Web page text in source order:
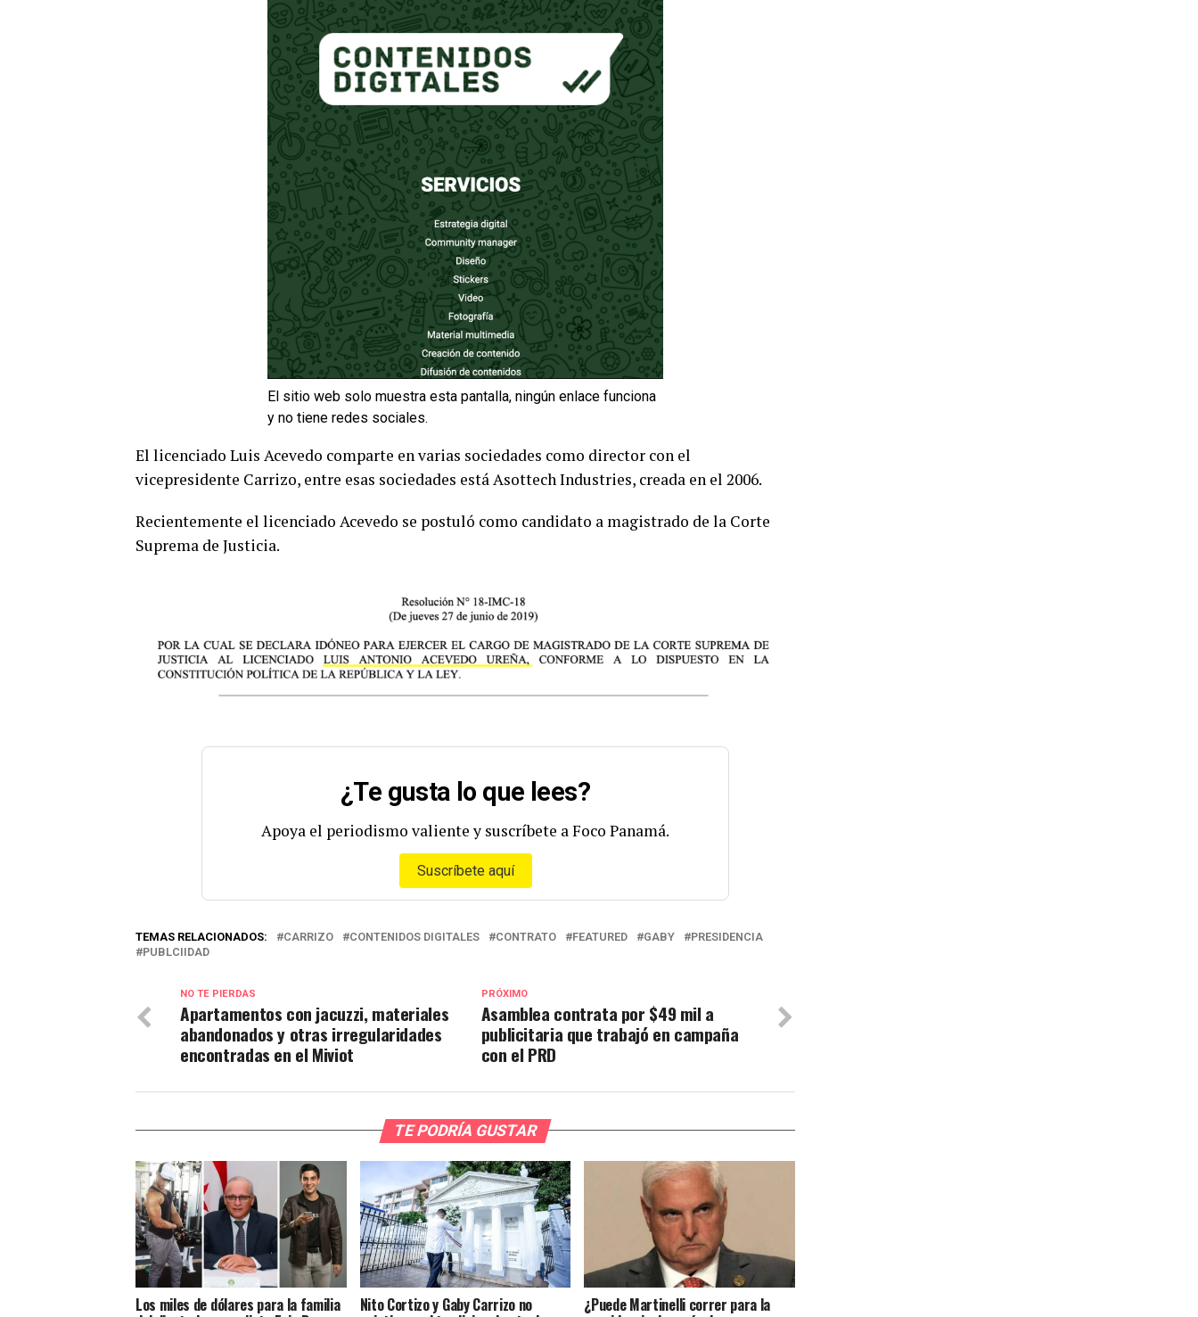
El sitio web solo muestra esta pantalla, ningún enlace funciona
y no tiene redes sociales.
El licenciado Luis Acevedo comparte en varias sociedades como director con el
vicepresidente Carrizo, entre esas sociedades está Asottech Industries, creada en el 2006.
Recientemente el licenciado Acevedo se postuló como candidato a magistrado de la Corte
Suprema de Justicia.
¿Te gusta lo que lees?
Apoya el periodismo valiente y suscríbete a Foco Panamá.
Suscríbete aquí
TEMAS RELACIONADOS: CARRIZO CONTENIDOS DIGITALES CONTRATO FEATURED GABY
PRESIDENCIA
PUBLCIIDAD
PRÓXIMO
Asamblea contrata por $49 mil a
publicitaria que trabajó en campaña
con el PRD
NO TE PIERDAS
Apartamentos con jacuzzi, materiales
abandonados y otras irregularidades
encontradas en el Miviot
TE PODRÍA GUSTAR
Los miles de dólares para la familia Nito Cortizo y Gaby Carrizo no ¿Puede Martinelli correr para la